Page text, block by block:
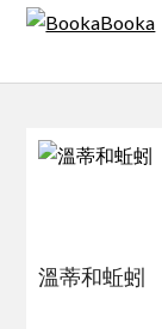
Skip
溫蒂和蚯蚓